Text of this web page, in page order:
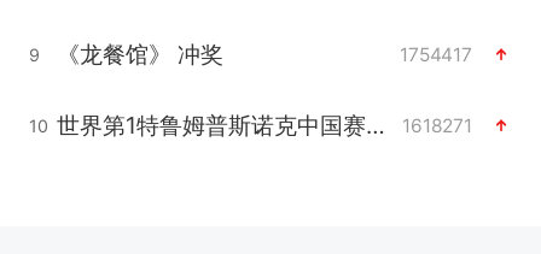
9 《龙餐馆》 冲奖 1754417
10 世界第1特鲁姆普斯诺克中国赛一轮游 1618271